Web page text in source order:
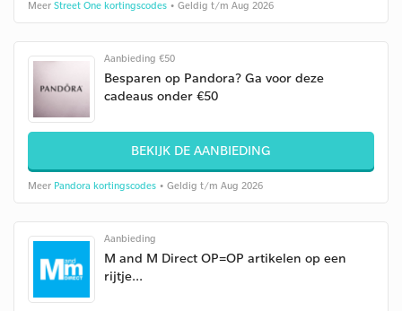
Meer Street One kortingscodes • Geldig t/m Aug 2026
Aanbieding €50
Besparen op Pandora? Ga voor deze
cadeaus onder €50
BEKIJK DE AANBIEDING
Meer Pandora kortingscodes • Geldig t/m Aug 2026
Aanbieding
M and M Direct OP=OP artikelen op een
rijtje...